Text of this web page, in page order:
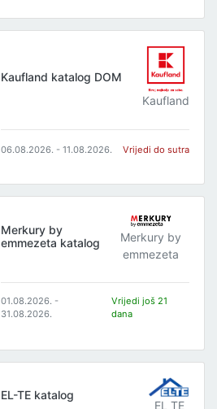
Kaufland katalog DOM
Kaufland
06.08.2026. - 11.08.2026. Vrijedi do sutra
Merkury by
emmezeta katalog
Merkury by
emmezeta
01.08.2026. -
31.08.2026.
Vrijedi još 21
dana
EL-TE katalog
EL TE